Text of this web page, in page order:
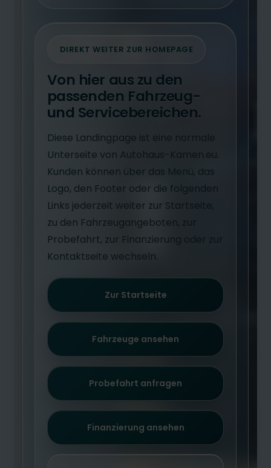
DIREKT WEITER ZUR HOMEPAGE
Von hier aus zu den
passenden Fahrzeug-
und Servicebereichen.
Diese Landingpage ist eine normale
Unterseite von Autohaus-Kamen.eu.
Kunden können über das Menü, das
Logo, den Footer oder die folgenden
Links jederzeit weiter zur Startseite,
zu den Fahrzeugangeboten, zur
Probefahrt, zur Finanzierung oder zur
Kontaktseite wechseln.
Zur Startseite
Fahrzeuge ansehen
Probefahrt anfragen
Finanzierung ansehen